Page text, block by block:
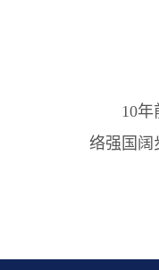
10年前
络强国阔